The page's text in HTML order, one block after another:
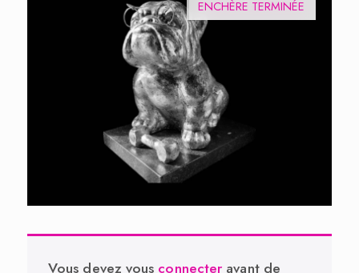
VEILING GESLOTEN
Vous devez vous connecter avant de